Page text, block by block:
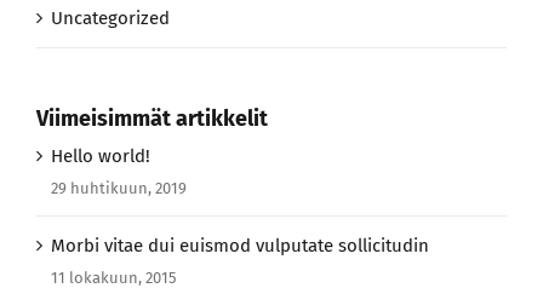
Uncategorized
Viimeisimmät artikkelit
Hello world!
29 huhtikuun, 2019
Morbi vitae dui euismod vulputate sollicitudin
11 lokakuun, 2015